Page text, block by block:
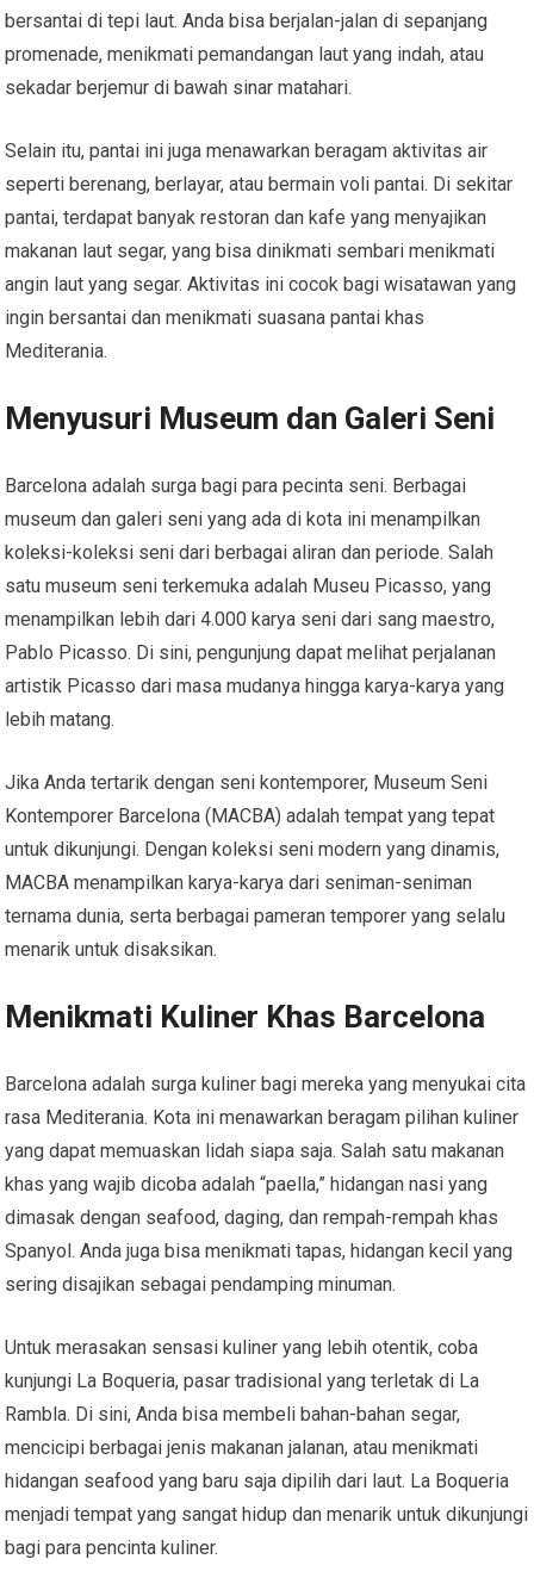
bersantai di tepi laut. Anda bisa berjalan-jalan di sepanjang
promenade, menikmati pemandangan laut yang indah, atau
sekadar berjemur di bawah sinar matahari.
Selain itu, pantai ini juga menawarkan beragam aktivitas air
seperti berenang, berlayar, atau bermain voli pantai. Di sekitar
pantai, terdapat banyak restoran dan kafe yang menyajikan
makanan laut segar, yang bisa dinikmati sembari menikmati
angin laut yang segar. Aktivitas ini cocok bagi wisatawan yang
ingin bersantai dan menikmati suasana pantai khas
Mediterania.
Menyusuri Museum dan Galeri Seni
Barcelona adalah surga bagi para pecinta seni. Berbagai
museum dan galeri seni yang ada di kota ini menampilkan
koleksi-koleksi seni dari berbagai aliran dan periode. Salah
satu museum seni terkemuka adalah Museu Picasso, yang
menampilkan lebih dari 4.000 karya seni dari sang maestro,
Pablo Picasso. Di sini, pengunjung dapat melihat perjalanan
artistik Picasso dari masa mudanya hingga karya-karya yang
lebih matang.
Jika Anda tertarik dengan seni kontemporer, Museum Seni
Kontemporer Barcelona (MACBA) adalah tempat yang tepat
untuk dikunjungi. Dengan koleksi seni modern yang dinamis,
MACBA menampilkan karya-karya dari seniman-seniman
ternama dunia, serta berbagai pameran temporer yang selalu
menarik untuk disaksikan.
Menikmati Kuliner Khas Barcelona
Barcelona adalah surga kuliner bagi mereka yang menyukai cita
rasa Mediterania. Kota ini menawarkan beragam pilihan kuliner
yang dapat memuaskan lidah siapa saja. Salah satu makanan
khas yang wajib dicoba adalah “paella,” hidangan nasi yang
dimasak dengan seafood, daging, dan rempah-rempah khas
Spanyol. Anda juga bisa menikmati tapas, hidangan kecil yang
sering disajikan sebagai pendamping minuman.
Untuk merasakan sensasi kuliner yang lebih otentik, coba
kunjungi La Boqueria, pasar tradisional yang terletak di La
Rambla. Di sini, Anda bisa membeli bahan-bahan segar,
mencicipi berbagai jenis makanan jalanan, atau menikmati
hidangan seafood yang baru saja dipilih dari laut. La Boqueria
menjadi tempat yang sangat hidup dan menarik untuk dikunjungi
bagi para pencinta kuliner.